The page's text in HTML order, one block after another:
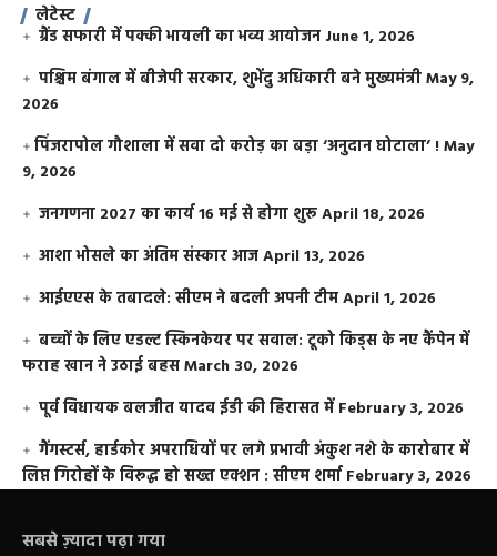
लेटेस्ट
ग्रैंड सफारी में पक्की भायली का भव्य आयोजन June 1, 2026
पश्चिम बंगाल में बीजेपी सरकार, शुभेंदु अधिकारी बने मुख्यमंत्रीMay 9,
2026
​पिंजरापोल गौशाला में सवा दो करोड़ का बड़ा ‘अनुदान घोटाला’ !May
9, 2026
जनगणना 2027 का कार्य 16 मई से होगा शुरूApril 18, 2026
आशा भोसले का अंतिम संस्कार आजApril 13, 2026
आईएएस के तबादले: सीएम ने बदली अपनी टीमApril 1, 2026
बच्चों के लिए एडल्ट स्किनकेयर पर सवाल: टूको किड्स के नए कैंपेन में
फराह खान ने उठाई बहसMarch 30, 2026
पूर्व विधायक बलजीत यादव ईडी की हिरासत में February 3, 2026
गैंगस्टर्स, हार्डकोर अपराधियों पर लगे प्रभावी अंकुश नशे के कारोबार में
लिप्त गिरोहों के विरूद्ध हो सख्त एक्शन : सीएम शर्मा February 3, 2026
सबसे ज़्यादा पढ़ा गया